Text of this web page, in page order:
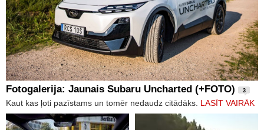
Fotogalerija: Jaunais Subaru Uncharted (+FOTO) 3
Kaut kas ļoti pazīstams un tomēr nedaudz citādāks. LASĪT VAIRĀK